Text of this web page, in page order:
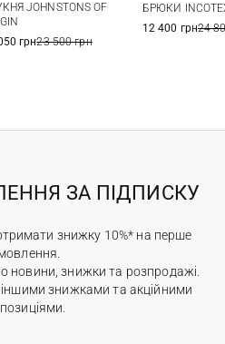
JOHNSTONS OF
грн23 500 грн
БРЮКИ
12 400 грн24
ЗА ПІДПИСКУ
знижку 10%* на перше
новини, знижки та розпродажі.
знижками та акційними